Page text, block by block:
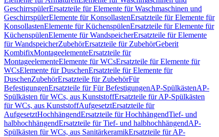
GeschirrspülerErsatzteile für Elemente für Waschmaschinen und
GeschirrspülerElemente für KonsollastenErsatzteile für Elemente für
KonsollastenElemente für KüchenspülenErsatzteile für Elemente für
KüchenspülenElemente für WandspeicherErsatzteile für Elemente
für WandspeicherZubehörErsatzteile für ZubehörGeberit
KombifixMontageelementeErsatzteile für
MontageelementeElemente für WCsErsatzteile für Elemente für
WCsElemente für DuschenErsatzteile für Elemente für
DuschenZubehörErsatzteile für ZubehörFür
BefestigungenErsatzteile für Für BefestigungenAP-SpülkästenAP-
Spülkästen für WCs, aus KunststoffErsatzteile für AP-Spülkästen
für WCs, aus KunststoffAufgesetztErsatzteile für
AufgesetztHochhängendErsatzteile für HochhängendTief- und
halbhochhängendErsatzteile für Tief- und halbhochhängendAP-
Spülkästen für WCs, aus SanitärkeramikErsatzteile für AP-